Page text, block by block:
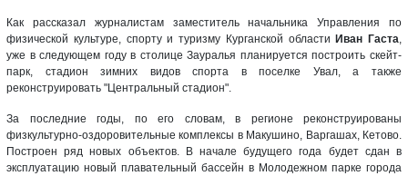
Как рассказал журналистам заместитель начальника Управления по
физической культуре, спорту и туризму Курганской области Иван Гаста,
уже в следующем году в столице Зауралья планируется построить скейт-
парк, стадион зимних видов спорта в поселке Увал, а также
реконструировать "Центральный стадион".
За последние годы, по его словам, в регионе реконструированы
физкультурно-оздоровительные комплексы в Макушино, Варгашах, Кетово.
Построен ряд новых объектов. В начале будущего года будет сдан в
эксплуатацию новый плавательный бассейн в Молодежном парке города